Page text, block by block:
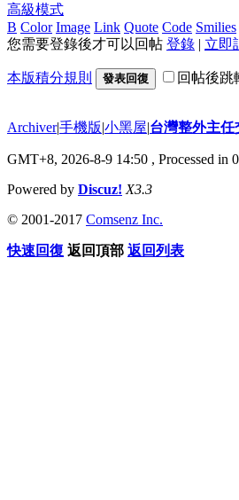
高級模式
B Color Image Link Quote Code Smilies
您需要登錄後才可以回帖 登錄 | 立即
本版積分規則 發表回復 回帖後跳
Archiver|手機版|小黑屋|台灣整外主任
GMT+8, 2026-8-9 14:50 , Processed in
Powered by Discuz! X3.3
© 2001-2017 Comsenz Inc.
快速回復 返回頂部 返回列表